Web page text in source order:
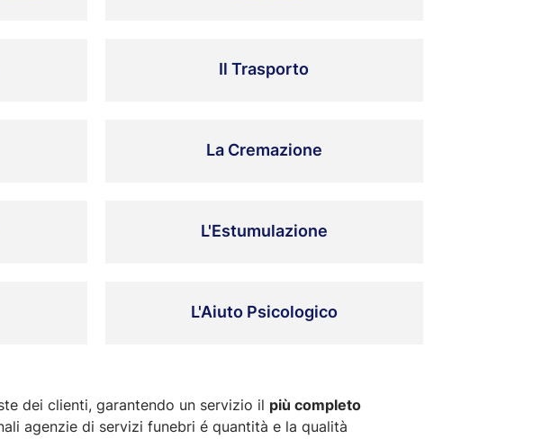
Il Trasporto
La Cremazione
L'Estumulazione
L'Aiuto Psicologico
dei clienti, garantendo un servizio il più completo
agenzie di servizi funebri é quantità e la qualità